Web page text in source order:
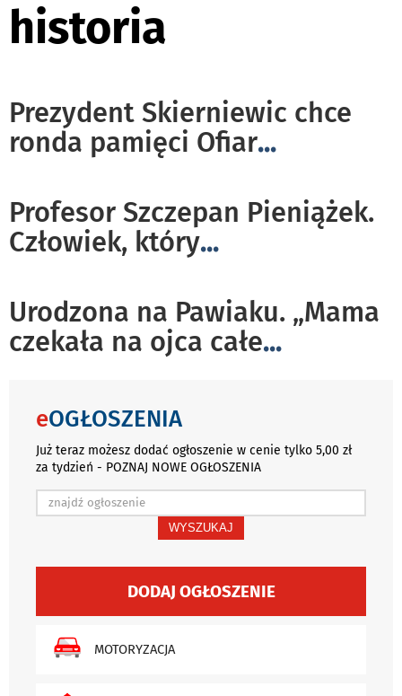
historia
Prezydent Skierniewic chce
ronda pamięci Ofiar...
Profesor Szczepan Pieniążek.
Człowiek, który...
Urodzona na Pawiaku. „Mama
czekała na ojca całe...
eOGŁOSZENIA
Już teraz możesz dodać ogłoszenie w cenie tylko 5,00 zł
za tydzień - POZNAJ NOWE OGŁOSZENIA
WYSZUKAJ
DODAJ OGŁOSZENIE
MOTORYZACJA